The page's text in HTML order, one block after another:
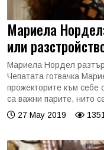
Мариела
или
Мариела Нордел
Чепатата готвачка
прожекторите към себе
са важни парите, нито
27 May 2019
1351